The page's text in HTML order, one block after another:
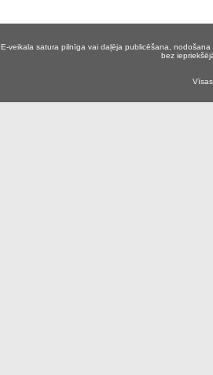
E-veikala satura pilnīga vai daļēja publicēšana,
bez